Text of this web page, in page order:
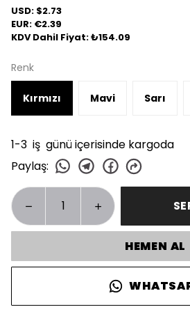
USD: $2.73
EUR: €2.39
KDV Dahil Fiyat: ₺154.09
Renk
Kırmızı Mavi Sarı
1-3 iş günü içerisinde kargoda
Paylaş:
HEMEN AL